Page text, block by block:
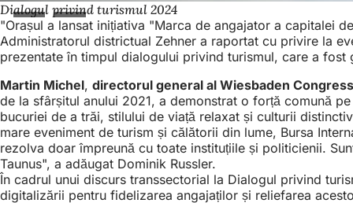
Dialogul privind turismul 2024
"Orașul a lansat inițiativa "Marca de angajator a capitalei
Administratorul districtual Zehner a raportat cu privire la
prezentate în timpul dialogului privind turismul, care a
Martin Michel, directorul general al Wiesbaden
de la sfârșitul anului 2021, a demonstrat o forță comună
bucuriei de a trăi, stilului de viață relaxat și culturii
mare eveniment de turism și călătorii din lume, Bursa
rezolva doar împreună cu toate instituțiile și politicienii.
Taunus", a adăugat Dominik Russler.
În cadrul unui discurs transsectorial la Dialogul privind
digitalizării pentru fidelizarea angajaților și reliefarea